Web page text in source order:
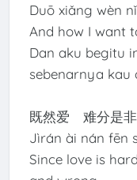
Duō xiǎng wèn
And how I want
Dan aku begitu
sebenarnya kau
既然爱 难分是
Jìrán ài nán fēn
Since love is